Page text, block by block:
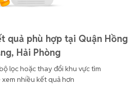
quả phù hợp tại Quận Hồng
Hải Phòng
lọc hoặc thay đổi khu vực tìm
xem nhiều kết quả hơn